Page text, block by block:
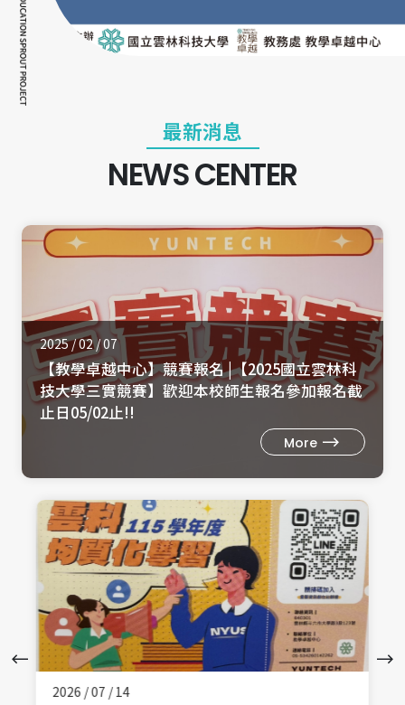
最新消息
NEWS CENTER
2025 / 02 / 07
【教學卓越中心】競賽報名 |【2025國立雲林科
技大學三實競賽】歡迎本校師生報名參加報名截
止日05/02止!!
More
2026 / 07 / 14